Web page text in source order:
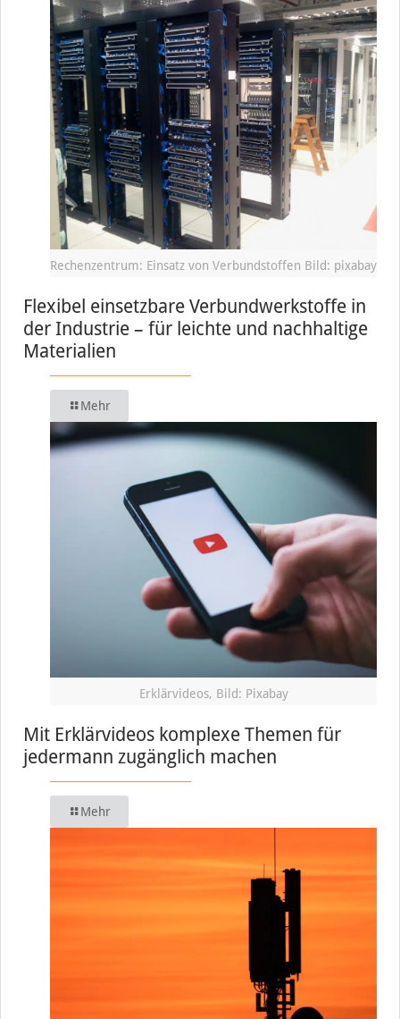
Rechenzentrum: Einsatz von Verbundstoffen Bild: pixabay
Flexibel einsetzbare Verbundwerkstoffe in
der Industrie – für leichte und nachhaltige
Materialien
Mehr
Erklärvideos, Bild: Pixabay
Mit Erklärvideos komplexe Themen für
jedermann zugänglich machen
Mehr